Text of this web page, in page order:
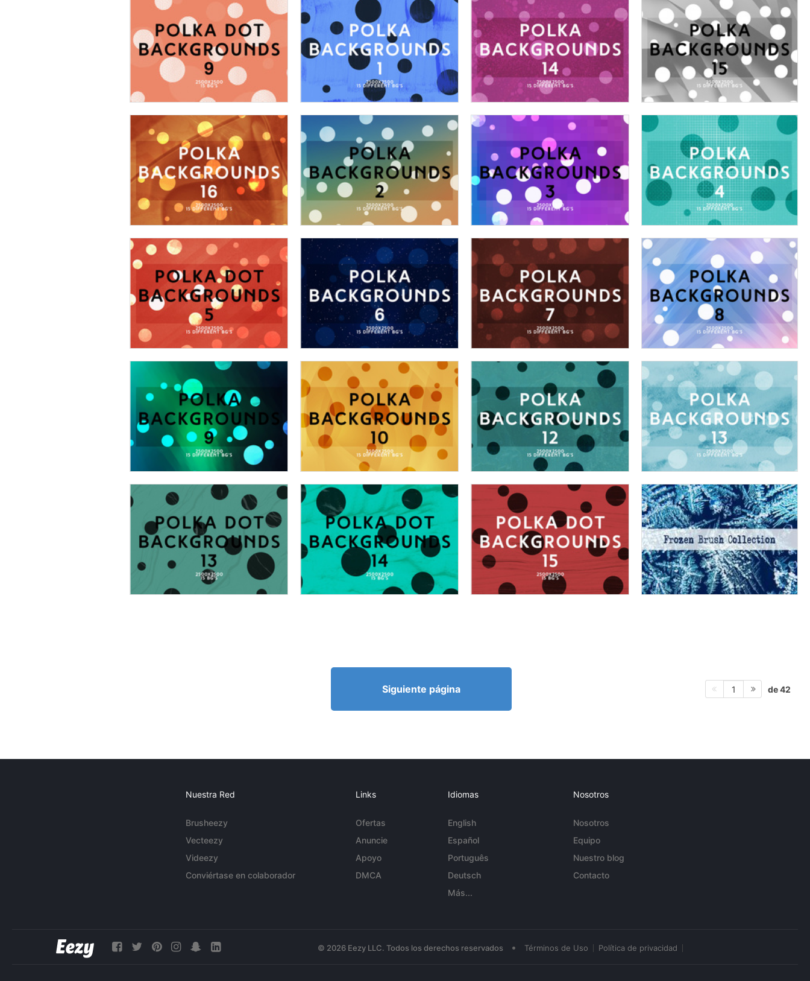
Siguiente página 1 de 42
Nuestra Red
Brusheezy
Vecteezy
Videezy
Conviértase en colaborador
Links
Ofertas
Anuncie
Apoyo
DMCA
Idiomas
English
Español
Português
Deutsch
Más...
Nosotros
Nosotros
Equipo
Nuestro blog
Contacto
© 2026 Eezy LLC. Todos los derechos reservados • Términos de Uso Política de privacidad